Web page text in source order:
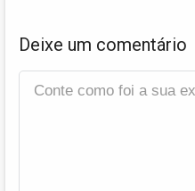
Deixe um comentário